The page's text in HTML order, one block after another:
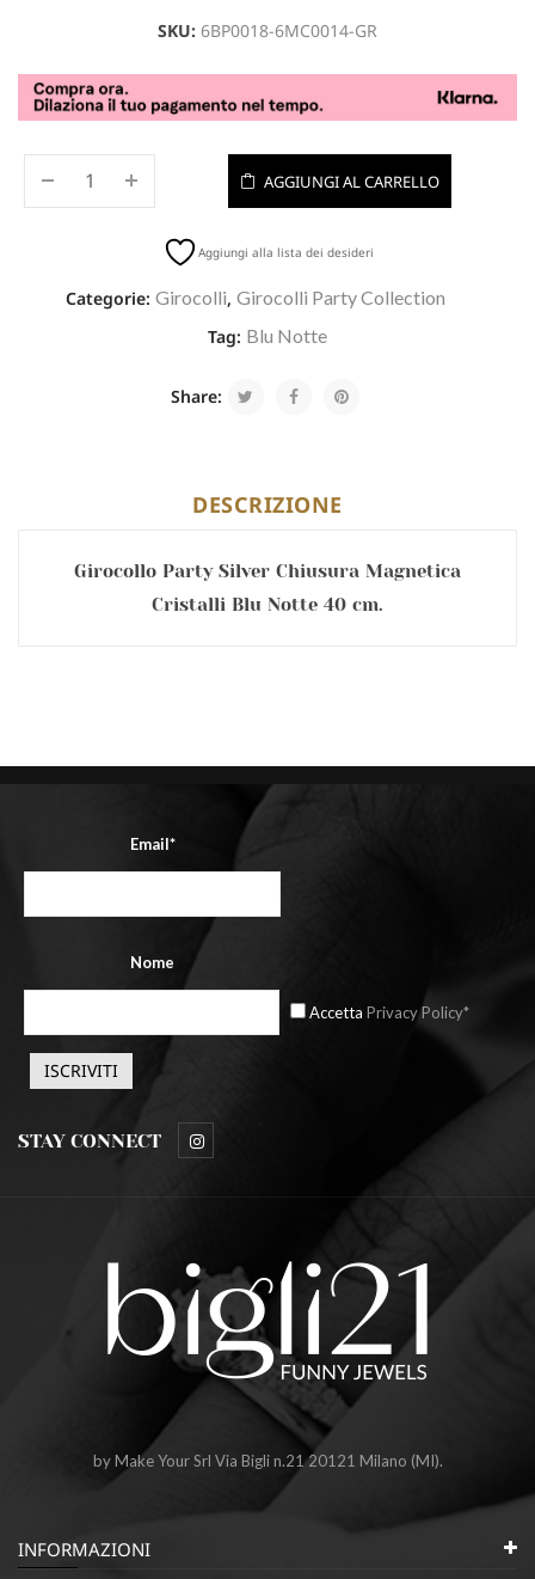
SKU: 6BP0018-6MC0014-GR
AGGIUNGI AL CARRELLO
Aggiungi alla lista dei desideri
Categorie: Girocolli, Girocolli Party Collection
Tag: Blu Notte
Share:
DESCRIZIONE
Girocollo Party Silver Chiusura Magnetica
Cristalli Blu Notte 40 cm.
Email*
Nome
Accetta Privacy Policy*
STAY CONNECT
by Make Your Srl Via Bigli n.21 20121 Milano (MI).
INFORMAZIONI